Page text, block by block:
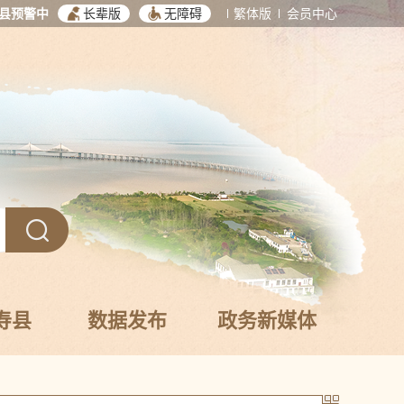
预警中 长辈版 无障碍 繁体版 会员中心
县 数据发布 政务新媒体